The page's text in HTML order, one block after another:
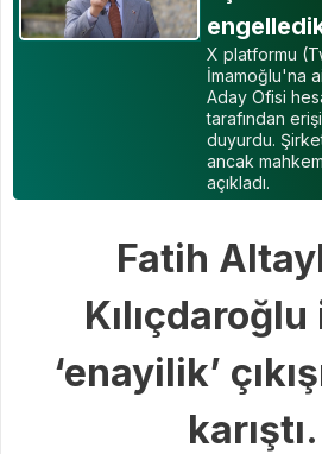
X platformu
İmamoğlu'na
Aday Ofisi
tarafından
duyurdu.
ancak
açıkladı.
Fatih
‘enayilik’